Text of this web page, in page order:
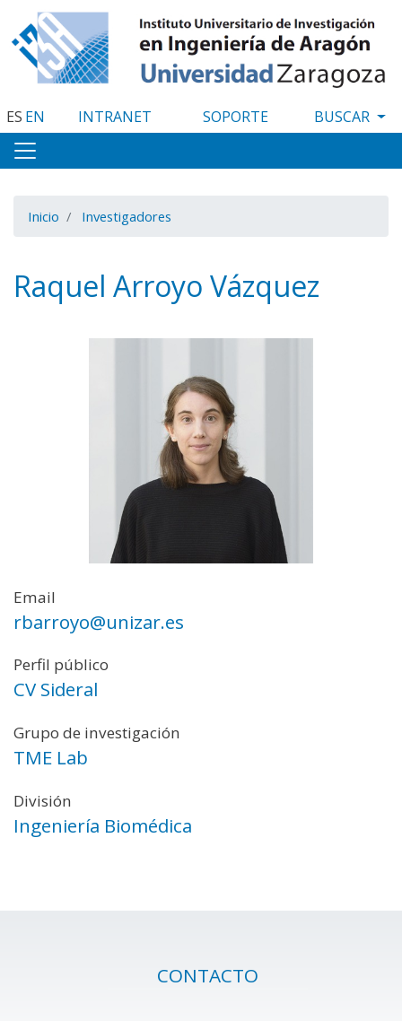
al
contenido
principal
ES EN INTRANET SOPORTE
Inicio Investigadores
Raquel Arroyo Vázquez
Email
rbarroyo@unizar.es
Perfil público
CV Sideral
Grupo de investigación
TME Lab
División
Ingeniería Biomédica
CONTACTO